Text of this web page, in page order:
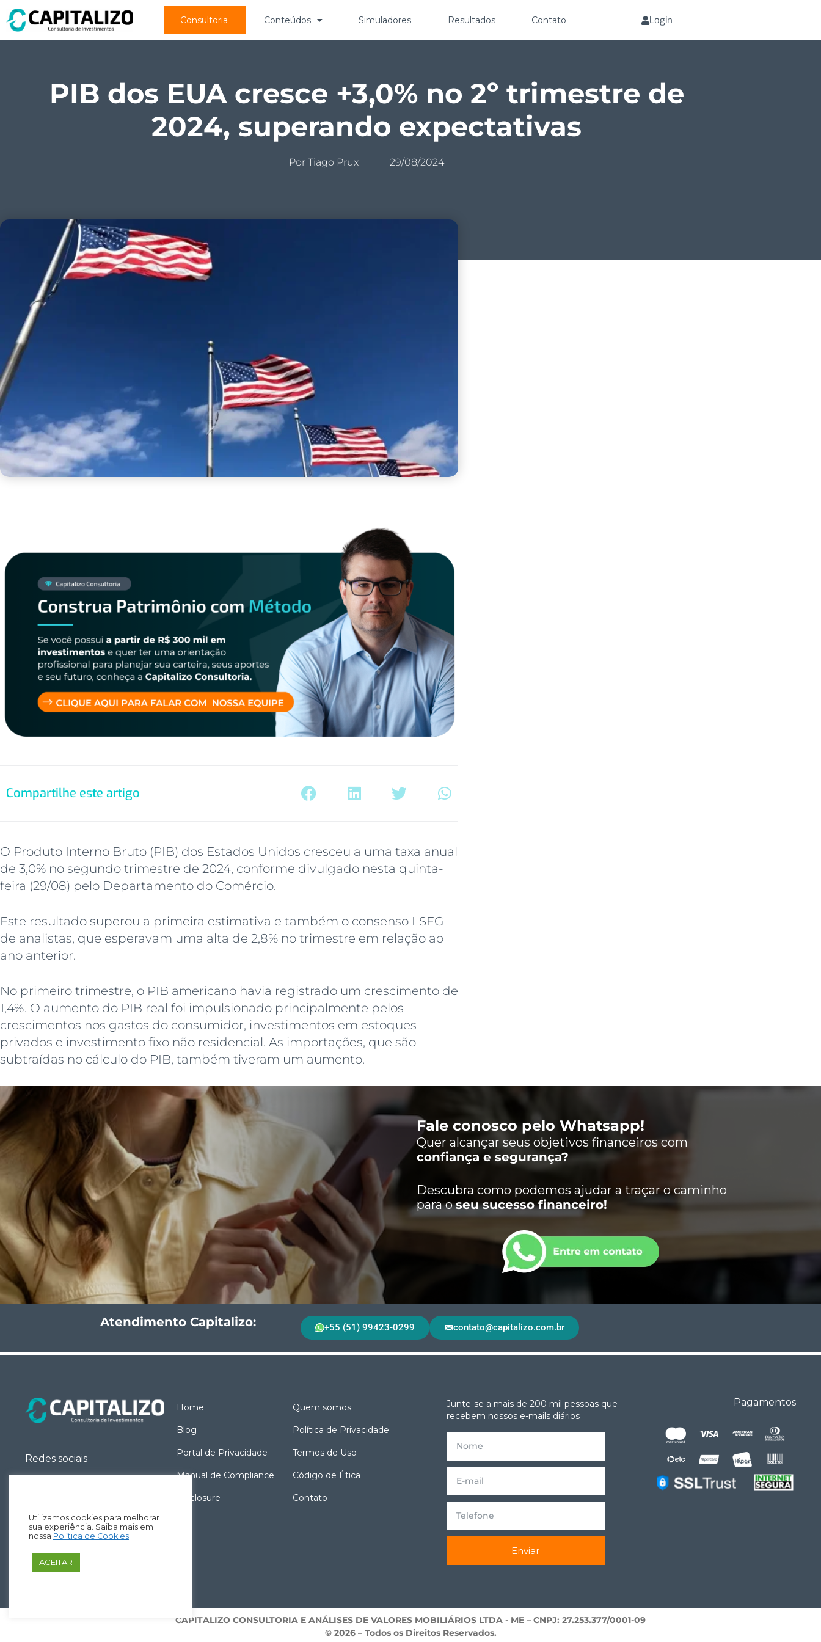
Consultoria Conteúdos Simuladores Resultados Contato Login
PIB dos EUA cresce +3,0% no 2º trimestre de
2024, superando expectativas
Por Tiago Prux 29/08/2024
Compartilhe este artigo
O Produto Interno Bruto (PIB) dos Estados Unidos cresceu a uma taxa anual
de 3,0% no segundo trimestre de 2024, conforme divulgado nesta quinta-
feira (29/08) pelo Departamento do Comércio.
Este resultado superou a primeira estimativa e também o consenso LSEG
de analistas, que esperavam uma alta de 2,8% no trimestre em relação ao
ano anterior.
No primeiro trimestre, o PIB americano havia registrado um crescimento de
1,4%. O aumento do PIB real foi impulsionado principalmente pelos
crescimentos nos gastos do consumidor, investimentos em estoques
privados e investimento fixo não residencial. As importações, que são
subtraídas no cálculo do PIB, também tiveram um aumento.
Fale conosco pelo Whatsapp!
Quer alcançar seus objetivos financeiros com
confiança e segurança?
Descubra como podemos ajudar a traçar o caminho
para oseu sucesso financeiro!
Atendimento Capitalizo: +55 (51) 99423-0299 contato@capitalizo.com.br
Redes sociais
Home Quem somos
Blog Política de Privacidade
Portal de Privacidade Termos de Uso
Manual de Compliance Código de Ética
Disclosure Contato
Junte-se a mais de 200 mil pessoas que
recebem nossos e-mails diários
Enviar
Pagamentos
CAPITALIZO CONSULTORIA E ANÁLISES DE VALORES MOBILIÁRIOS LTDA ­- ME – CNPJ: 27.253.377/0001-09
© 2026– Todos os Direitos Reservados.
Utilizamos cookies para melhorar
sua experiência. Saiba mais em
nossa Política de Cookies
ACEITAR